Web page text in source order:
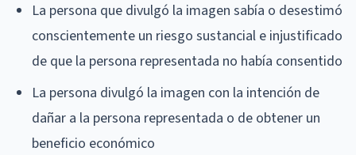
La persona que divulgó la imagen sabía o desestimó
conscientemente un riesgo sustancial e injustificado
de que la persona representada no había consentido
La persona divulgó la imagen con la intención de
dañar a la persona representada o de obtener un
beneficio económico